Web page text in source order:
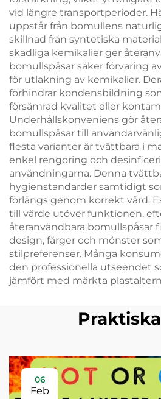
vid längre transportperioder.
uppstår från bomullens
skillnad från syntetiska
skadliga kemikalier ger
bomullspåsar säker förvaring
för utlakning av kemikalier.
förhindrar kondensbildning
försämrad kvalitet eller
Underhållskonveniens gör
bomullspåsar till
flesta varianter är tvättbara i
enkel rengöring och
användningarna. Denna
hygienstandarder samtidigt
förlängs genom korrekt vård.
till värde utöver funktionen,
återanvändbara bomullspåsar
design, färger och mönster
stilpreferenser. Många
den professionella utseendet
jämfört med märkta
06
Feb